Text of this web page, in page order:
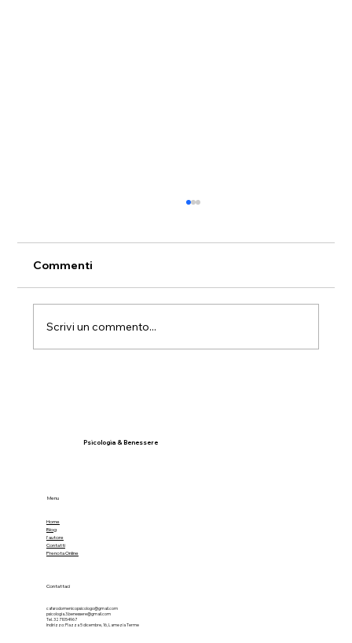
Commenti
Scrivi un commento...
Psicologia & Benessere
Menu
Home
Blog
l'autore
Contatti
Prenota Online
Contattaci
cafarodomenicopsicologo@gmail.com
psicologia.3.benessere@gmail.com
Tel. 3271054967
Indirizzo: Piazza 5 dicembre, 16, Lamezia Terme